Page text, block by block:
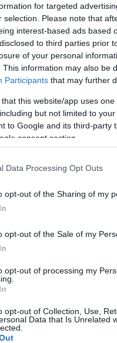
for targeted
selection. Please note that
interest-based ads based
to third parties prior
of your personal
This information may also be
Participants that may further
that this website/app uses
but not limited to
to Google and its third-party
consent section.
Data Processing Opt Outs
opt-out of the Sharing of my
opt-out of the Sale of my
opt-out of processing my
opt-out of Collection, Use,
Data that Is Unrelated
id/2526051
felhasználói tartalomnak
nem vállal, azokat nem
feltételekben és az